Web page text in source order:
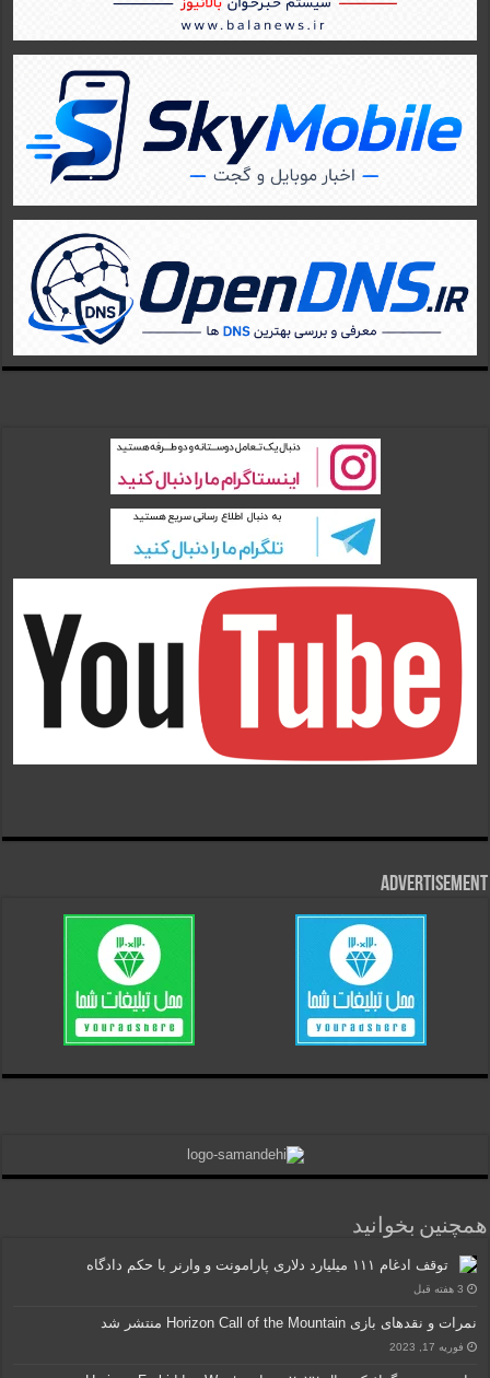
Advertisement
همچنین بخوانید
توقف ادغام ۱۱۱ میلیارد دلاری پارامونت و وارنر با حکم دادگاه
3 هفته قبل
نمرات و نقدهای بازی Horizon Call of the Mountain منتشر شد
فوریه 17, 2023